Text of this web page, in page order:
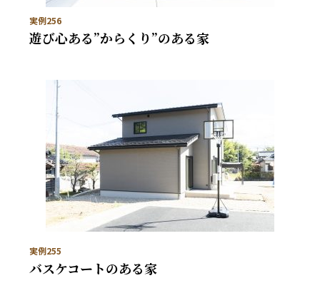
実例256
遊び心ある”からくり”のある家
実例255
バスケコートのある家